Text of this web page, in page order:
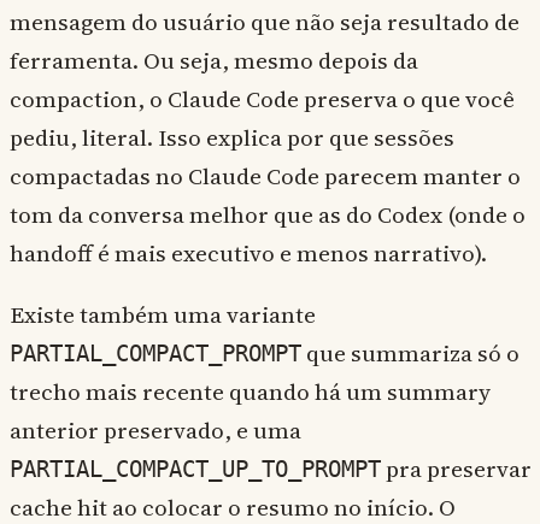
mensagem do usuário que não seja resultado de
ferramenta. Ou seja, mesmo depois da
compaction, o Claude Code preserva o que você
pediu, literal. Isso explica por que sessões
compactadas no Claude Code parecem manter o
tom da conversa melhor que as do Codex (onde o
handoff é mais executivo e menos narrativo).
Existe também uma variante
PARTIAL_COMPACT_PROMPT que summariza só o
trecho mais recente quando há um summary
anterior preservado, e uma
PARTIAL_COMPACT_UP_TO_PROMPT pra preservar
cache hit ao colocar o resumo no início. O